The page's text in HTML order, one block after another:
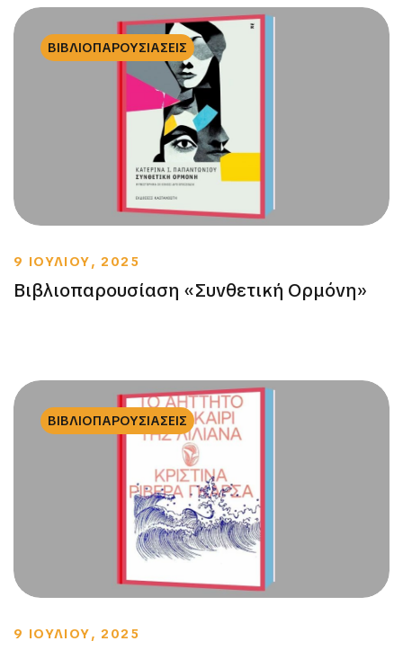
ΒΙΒΛΙΟΠΑΡΟΥΣΙΑΣΕΙΣ
9 ΙΟΥΛΙΟΥ, 2025
Βιβλιοπαρουσίαση «Συνθετική Ορμόνη»
ΒΙΒΛΙΟΠΑΡΟΥΣΙΑΣΕΙΣ
9 ΙΟΥΛΙΟΥ, 2025